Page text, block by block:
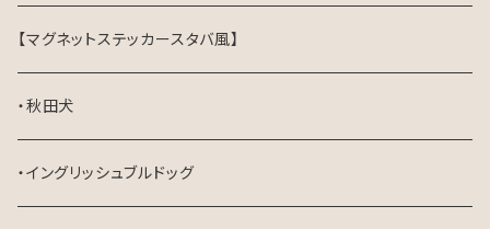
【マグネットステッカースタバ風】
・秋田犬
・イングリッシュブルドッグ